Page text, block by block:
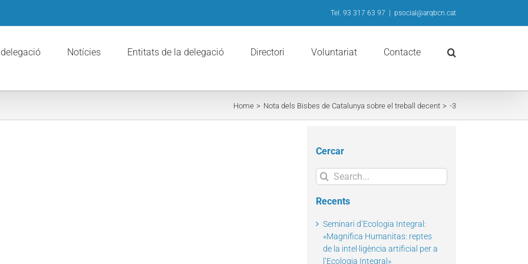
Tel. 93 317 63 97 psocial@arqbcn.cat
Notícies Entitats de la delegació Directori Voluntariat Contacte
Home Nota dels Bisbes de Catalunya sobre el treball decent -3
Cercar
Search
for:
Recents
Seminari d’Ecologia Integral:
«Magnifica Humanitas: reptes
de la intel·ligència artificial per a
l’Ecologia Integral»